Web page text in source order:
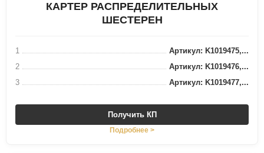
КАРТЕР РАСПРЕДЕЛИТЕЛЬНЫХ
ШЕСТЕРЕН
1
Артикул: K1019475,...
2
Артикул: K1019476,...
3
Артикул: K1019477,...
Получить КП
Подробнее >